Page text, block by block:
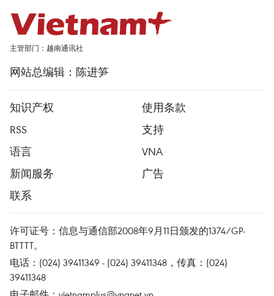
主管部门：越南通讯社
网站总编辑：陈进笋
知识产权
使用条款
RSS
支持
语言
VNA
新闻服务
广告
联系
许可证号：信息与通信部2008年9月11日颁发的1374/GP-
BTTTT。
电话：(024) 39411349 - (024) 39411348，传真：(024)
39411348